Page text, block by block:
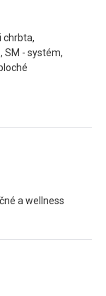
chrbta,
SM - systém,
a wellness